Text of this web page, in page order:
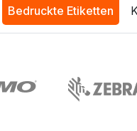
Bedruckte Etiketten